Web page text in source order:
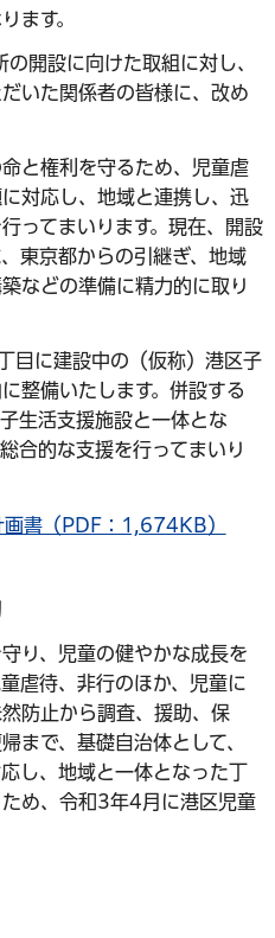
ます。
開設に向けた取組に対し、
いた関係者の皆様に、改め
と権利を守るため、児童虐
対応し、地域と連携し、迅
ってまいります。現在、開設
東京都からの引継ぎ、地域
などの準備に精力的に取り
目に建設中の（仮称）港区子
整備いたします。併設する
生活支援施設と一体とな
合的な支援を行ってまいり
画書（PDF：1,674KB）
り、児童の健やかな成長を
虐待、非行のほか、児童に
防止から調査、援助、保
まで、基礎自治体として、
し、地域と一体となった丁
め、令和3年4月に港区児童